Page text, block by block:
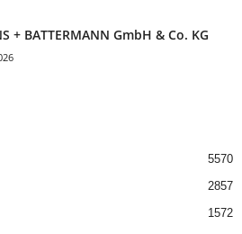
+ BATTERMANN GmbH & Co. KG
5570
2857
1572